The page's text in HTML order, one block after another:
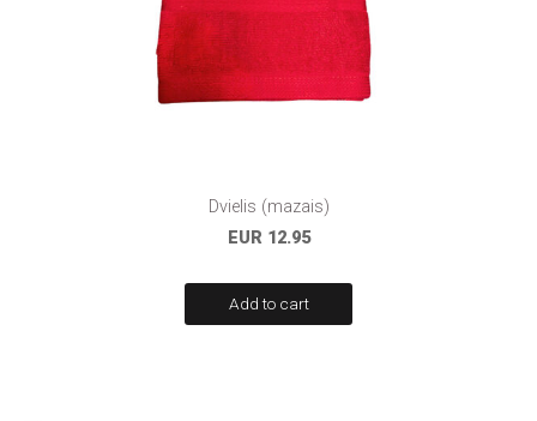
Dvielis (mazais)
EUR 12.95
Add to cart